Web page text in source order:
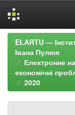
Skip
navigation
ELARTU —
Івана Пулюя
Електронне
економічні
2020